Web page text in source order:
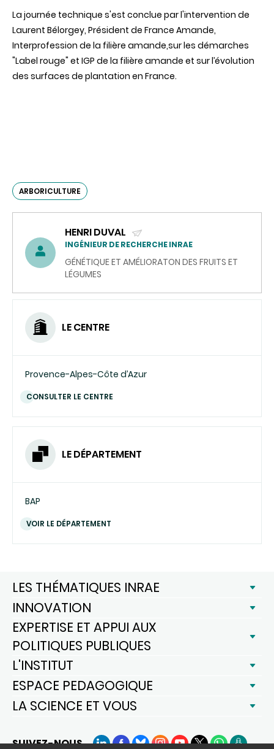
La journée technique s'est conclue par l'intervention de
Laurent Bélorgey, Président de France Amande,
Interprofession de la filière amande,sur les démarches
"Label rouge" et IGP de la filière amande et sur l’évolution
des surfaces de plantation en France.
ARBORICULTURE
HENRI DUVAL
(ENVOYER
UN
COURRIEL)
INGÉNIEUR DE RECHERCHE INRAE
GÉNÉTIQUE ET AMÉLIORATON DES FRUITS ET
LÉGUMES
LE CENTRE
Provence-Alpes-Côte d’Azur
CONSULTER LE CENTRE
LE DÉPARTEMENT
BAP
VOIR LE DÉPARTEMENT
LES THÉMATIQUES INRAE
INNOVATION
EXPERTISE ET APPUI AUX
POLITIQUES PUBLIQUES
L'INSTITUT
ESPACE PEDAGOGIQUE
LA SCIENCE ET VOUS
SUIVEZ-NOUS